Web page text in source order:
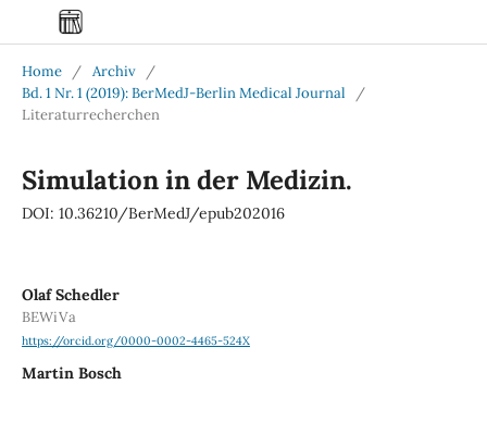
Home / Archiv
/
Bd. 1 Nr. 1 (2019): BerMedJ-Berlin Medical Journal
/
Literaturrecherchen
Simulation in der Medizin.
DOI: 10.36210/BerMedJ/epub202016
Olaf Schedler
BEWiVa
https://orcid.org/0000-0002-4465-524X
Martin Bosch